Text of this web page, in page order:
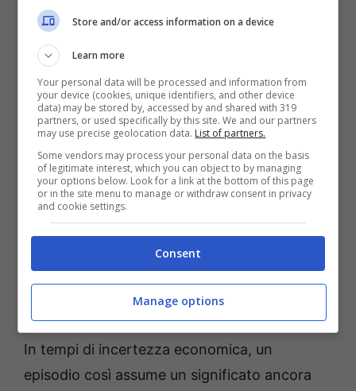
contattato le
valutando i risvolti legali della vicenda. La
normativa italiana, infatti, prevede regole
precise per stabilire a chi spetti una somma
del genere quando si tratta di ritrovamenti
inattesi.
Un caso che fa discutere
Il clamore mediatico è stato inevitabile:
commenti, polemiche e paragoni con altri
caso nazionale .
In tempi di incertezza economica, un
episodio così assume un significato ancora
Store and/or access information on a device
Learn more
Your personal data will be processed and information from
your device (cookies, unique identifiers, and other device
data) may be stored by, accessed by and shared with 319
partners, or used specifically by this site. We and our partners
may use precise geolocation data. List of partners.
Some vendors may process your personal data on the basis
of legitimate interest, which you can object to by managing
your options below. Look for a link at the bottom of this page
or in the site menu to manage or withdraw consent in privacy
and cookie settings.
Consent
Manage options